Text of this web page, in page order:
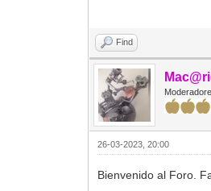
Find
26-03-2023, 20:00
Bienvenido al Foro.